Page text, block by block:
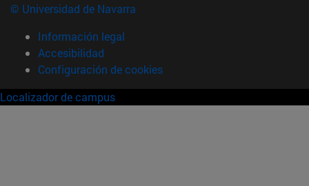
© Universidad de Navarra
Información legal
Accesibilidad
Configuración de cookies
Localizador de campus